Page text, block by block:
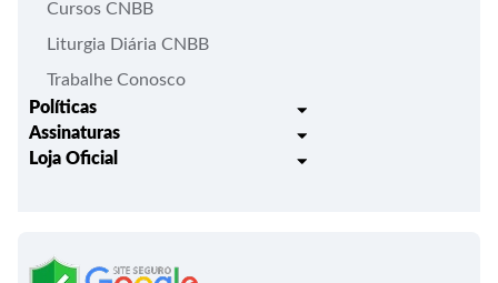
Cursos CNBB
Liturgia Diária CNBB
Trabalhe Conosco
Políticas
Trocas e Devoluções
Assinaturas
Liturgia Igreja em Oração
Roteiros Homiléticos
Loja Oficial
Bíblias - Tradução Oficial